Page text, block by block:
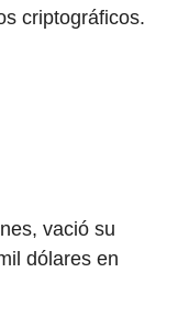
criptográficos.
vació su
dólares en